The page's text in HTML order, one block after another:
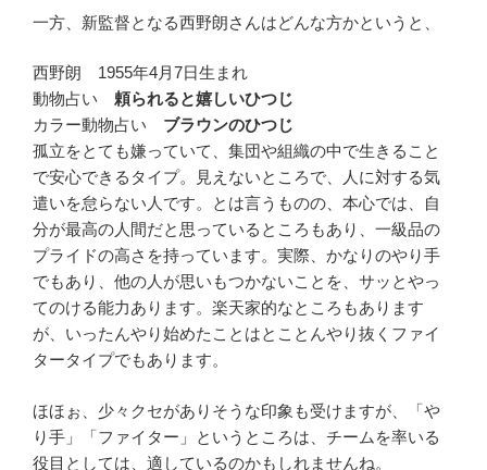
一方、新監督となる西野朗さんはどんな方かというと、
西野朗 1955年4月7日生まれ
動物占い 頼られると嬉しいひつじ
カラー動物占い ブラウンのひつじ
孤立をとても嫌っていて、集団や組織の中で生きること
で安心できるタイプ。見えないところで、人に対する気
遣いを怠らない人です。とは言うものの、本心では、自
分が最高の人間だと思っているところもあり、一級品の
プライドの高さを持っています。実際、かなりのやり手
でもあり、他の人が思いもつかないことを、サッとやっ
てのける能力あります。楽天家的なところもあります
が、いったんやり始めたことはとことんやり抜くファイ
タータイプでもあります。
ほほぉ、少々クセがありそうな印象も受けますが、「や
り手」「ファイター」というところは、チームを率いる
役目としては、適しているのかもしれませんね。